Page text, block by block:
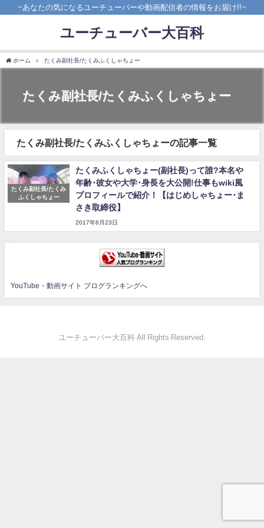
~あなたの気になるユーチューバーや動画配信者の情報をお届け!!~
ユーチューバー大百科
ホーム たくみ副社長/たくみふくしゃちょー
たくみ副社長/たくみふくしゃちょー
たくみ副社長/たくみふくしゃちょーの記事一覧
たくみ副社長/たくみ
ふくしゃちょー
たくみふくしゃちょー(副社長)って誰?本名や
年齢･彼女や大学･身長を大公開!仕事もwiki風
プロフィールで紹介！【はじめしゃちょー･ま
さき取締役】
2017年6月23日
YouTube・動画サイト ブログランキングへ
ユーチューバー大百科 All Rights Reserved.